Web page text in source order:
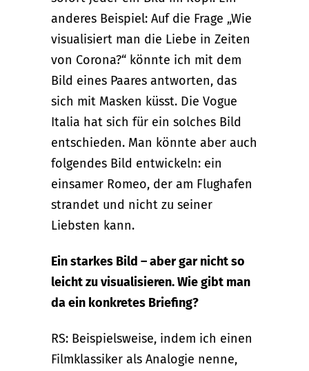
anderes Beispiel: Auf die Frage „Wie
visualisiert man die Liebe in Zeiten
von Corona?“ könnte ich mit dem
Bild eines Paares antworten, das
sich mit Masken küsst. Die Vogue
Italia hat sich für ein solches Bild
entschieden. Man könnte aber auch
folgendes Bild entwickeln: ein
einsamer Romeo, der am Flughafen
strandet und nicht zu seiner
Liebsten kann.
Ein starkes Bild – aber gar nicht so
leicht zu visualisieren. Wie gibt man
da ein konkretes Briefing?
RS: Beispielsweise, indem ich einen
Filmklassiker als Analogie nenne,